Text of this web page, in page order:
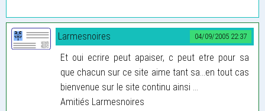
04/09/2005 22:37
Larmesnoires
Et oui ecrire peut apaiser, c peut etre pour sa
que chacun sur ce site aime tant sa...en tout cas
bienvenue sur le site continu ainsi ...
Amitiés Larmesnoires